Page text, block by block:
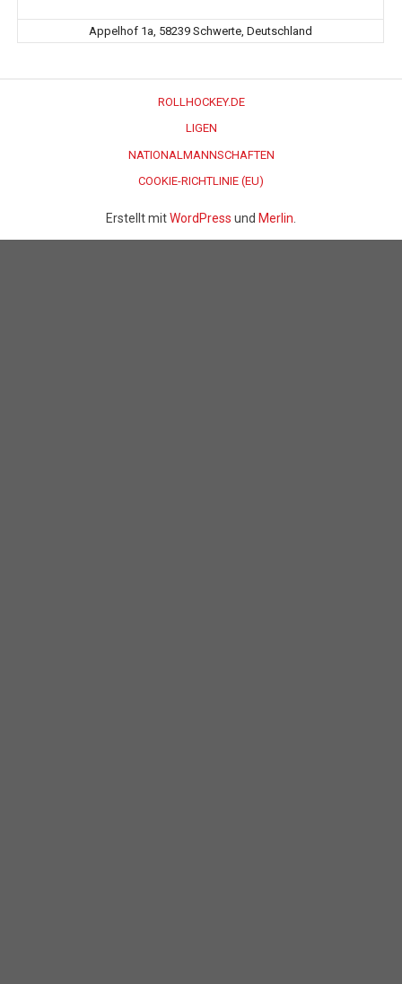
Appelhof 1a, 58239 Schwerte, Deutschland
ROLLHOCKEY.DE
LIGEN
NATIONALMANNSCHAFTEN
COOKIE-RICHTLINIE (EU)
Erstellt mitWordPress und Merlin.